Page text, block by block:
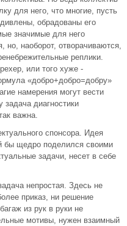
для него, что многие, пусть
обрадованы его
значимые для него
но, наоборот, отворачиваются,
реплики.
или того хуже -
«добро+добро=добру»
намерения могут вести
диагностики
важна.
спонсора. Идея
бы щедро поделился своими
задачи, несет в себе
непростая. Здесь не
приказ, ни решение
из рук в руки не
мотивы, нужен взаимный